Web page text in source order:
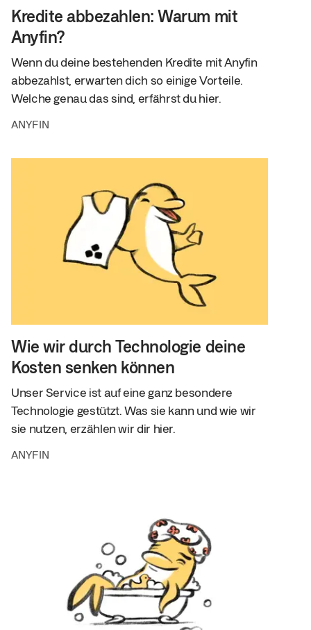
Kredite abbezahlen: Warum mit
Anyfin?
Wenn du deine bestehenden Kredite mit Anyfin
abbezahlst, erwarten dich so einige Vorteile.
Welche genau das sind, erfährst du hier.
ANYFIN
Wie wir durch Technologie deine
Kosten senken können
Unser Service ist auf eine ganz besondere
Technologie gestützt. Was sie kann und wie wir
sie nutzen, erzählen wir dir hier.
ANYFIN